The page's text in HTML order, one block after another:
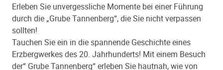
Erleben Sie unvergessliche Momente bei einer Führung
durch die „Grube Tannenberg“, die Sie nicht verpassen
sollten!
Tauchen Sie ein in die spannende Geschichte eines
Erzbergwerkes des 20. Jahrhunderts! Mit einem Besuch
der“ Grube Tannenberg“ erleben Sie hautnah, wie von